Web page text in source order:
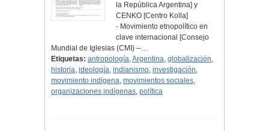
la República Argentina] y
CENKO [Centro Kolla]
- Movimiento etnopolítico en
clave internacional [Consejo
Mundial de Iglesias (CMI) --…
Etiquetas: antropología,Argentina, globalización,
historia, ideología, indianismo, investigación,
movimiento indígena, movimientos sociales,
organizaciones indígenas, política